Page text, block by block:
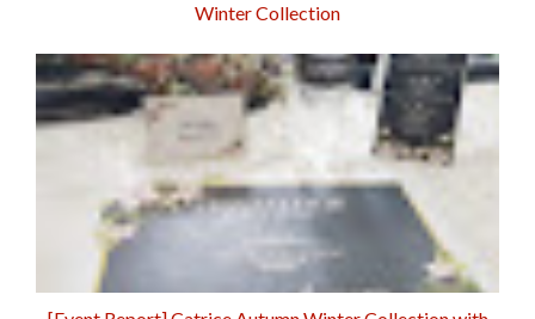
Winter Collection